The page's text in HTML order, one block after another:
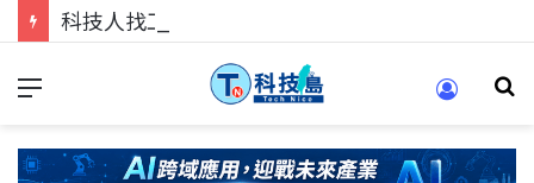
科技人找工作，就到TECH+ 科技專區!